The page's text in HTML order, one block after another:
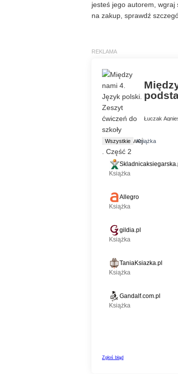
jesteś jego autorem,
na zakup, sprawdź